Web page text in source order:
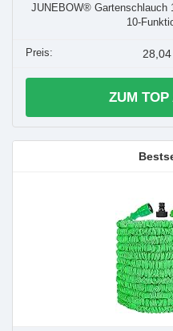
JUNEBOW® Gartenschlauch
10-
ZUM